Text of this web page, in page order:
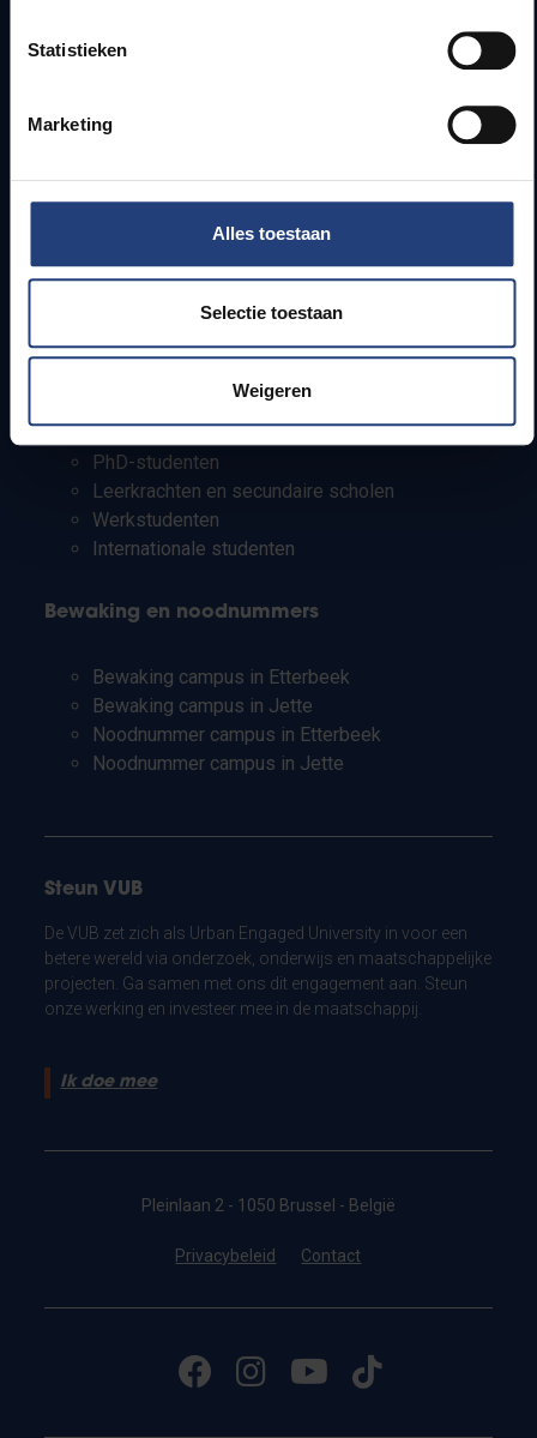
Statistieken
Marketing
Alles toestaan
Selectie toestaan
Weigeren
Snel naar
Jobs
Campusfaciliteiten
Personeel
PhD-studenten
Leerkrachten en secundaire scholen
Werkstudenten
Internationale studenten
Bewaking en noodnummers
Bewaking campus in Etterbeek
Bewaking campus in Jette
Noodnummer campus in Etterbeek
Noodnummer campus in Jette
Steun VUB
De VUB zet zich als Urban Engaged University in voor een
betere wereld via onderzoek, onderwijs en maatschappelijke
projecten. Ga samen met ons dit engagement aan. Steun
onze werking en investeer mee in de maatschappij.
Ik doe mee
Pleinlaan 2 - 1050 Brussel - België
Privacybeleid Contact